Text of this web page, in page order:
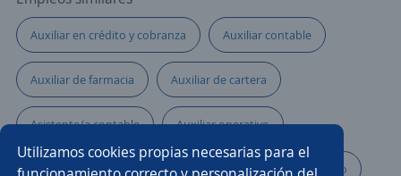
Utilizamos cookies propias necesarias para el
Auxiliar en crédito y cobranza Auxiliar contable
Auxiliar de farmacia Auxiliar de cartera
Asistente/a contable Auxiliar operativo
Administrativo facturación Asistente/a administrativo